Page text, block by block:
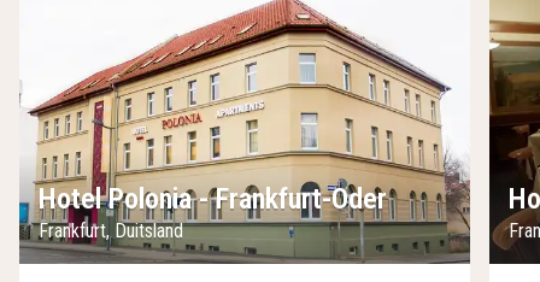
Hotel Polonia - Frankfurt-Oder
Frankfurt, Duitsland